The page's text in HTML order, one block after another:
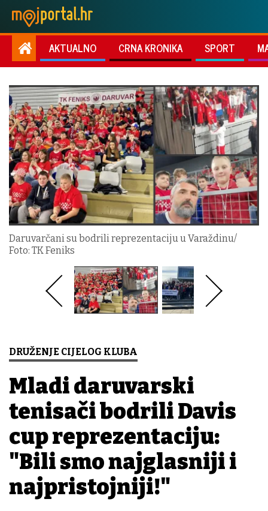
AKTUALNO CRNA KRONIKA SPORT
Daruvarčani su bodrili reprezentaciju u Varaždinu/
Foto: TK Feniks
DRUŽENJE CIJELOG KLUBA
Mladi daruvarski
tenisači bodrili Davis
cup reprezentaciju:
"Bili smo najglasniji i
najpristojniji!"